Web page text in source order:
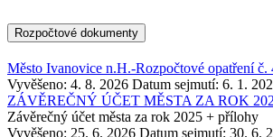
Rozpočtové dokumenty
Město Ivanovice n.H.-Rozpočtové opatření č.
Vyvěšeno: 4. 8. 2026 Datum sejmutí: 6. 1.
ZÁVĚREČNÝ ÚČET MĚSTA ZA ROK
Závěrečný účet města za rok 2025 + přílohy
Vyvěšeno: 25. 6. 2026 Datum sejmutí: 30. 6.